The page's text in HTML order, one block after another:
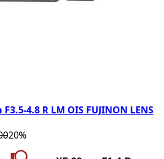
4.8 R LM OIS FUJINON LENS
20%